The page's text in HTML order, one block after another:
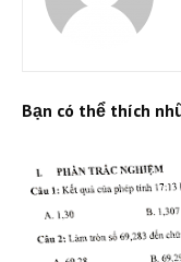
Bạn có thể thích